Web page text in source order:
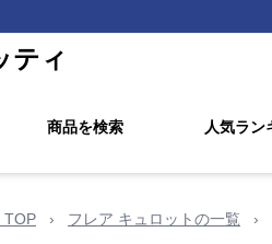
ティ
商品を検索 人気ラン
TOP › フレア キュロットの一覧 ›